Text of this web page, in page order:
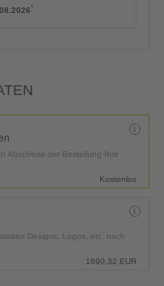
*
Abschluss der Bestellung Ihre
Kostenlos
Designs, Logos, etc. nach
1890,32 EUR